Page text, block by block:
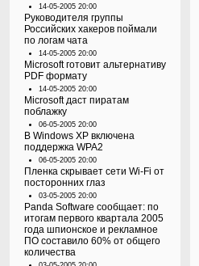
14-05-2005 20:00
Руководителя группы
Российских хакеров поймали
по логам чата
14-05-2005 20:00
Microsoft готовит альтернативу
PDF формату
14-05-2005 20:00
Microsoft даст пиратам
поблажку
06-05-2005 20:00
В Windows XP включена
поддержка WPA2
06-05-2005 20:00
Пленка скрывает сети Wi-Fi от
посторонних глаз
03-05-2005 20:00
Panda Software сообщает: по
итогам первого квартала 2005
года шпионское и рекламное
ПО составило 60% от общего
количества